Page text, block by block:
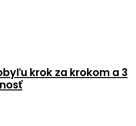
krok za krokom a 3